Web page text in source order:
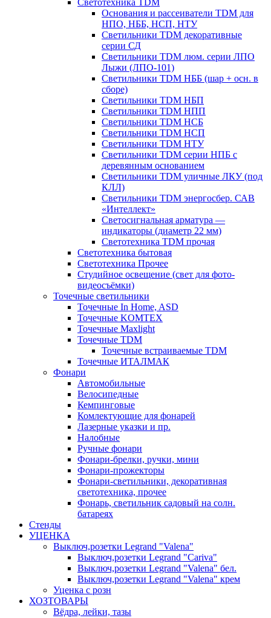
Светотехника TDM
Основания и рассеиватели TDM для
НПО, НББ, НСП, НТУ
Светильники TDM декоративные
серии СД
Светильники TDM люм. серии ЛПО
Лыжи (ЛПО-101)
Светильники TDM НББ (шар + осн. в
сборе)
Светильники TDM НБП
Светильники TDM НПП
Светильники TDM НСБ
Светильники TDM НСП
Светильники TDM НТУ
Светильники TDM серии НПБ с
деревянным основанием
Светильники TDM уличные ЛКУ (под
КЛЛ)
Светильники TDM энергосбер. САВ
«Интеллект»
Светосигнальная арматура —
индикаторы (диаметр 22 мм)
Светотехника TDM прочая
Светотехника бытовая
Светотехника Прочее
Студийное освещение (свет для фото-
видеосъёмки)
Точечные светильники
Точечные In Home, ASD
Точечные KOMTEX
Точечные Maxlight
Точечные TDM
Точечные встраиваемые TDM
Точечные ИТАЛМАК
Фонари
Автомобильные
Велосипедные
Кемпинговые
Комлектующие для фонарей
Лазерные указки и пр.
Налобные
Ручные фонари
Фонари-брелки, ручки, мини
Фонари-прожекторы
Фонари-светильники, декоративная
светотехника, прочее
Фонарь, светильник садовый на солн.
батареях
Стенды
УЦЕНКА
Выключ,розетки Legrand "Valena"
Выключ,розетки Legrand "Cariva"
Выключ,розетки Legrand "Valena" бел.
Выключ,розетки Legrand "Valena" крем
Уценка с розн
ХОЗТОВАРЫ
Вёдра, лейки, тазы